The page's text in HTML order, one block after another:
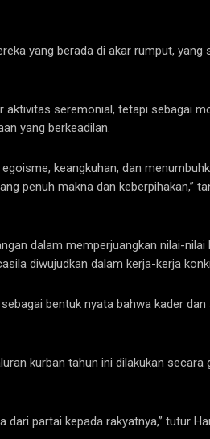
yang berada di akar rumput, yang
aktivitas seremonial, tetapi sebagai
yang berkeadilan.
keangkuhan, dan
penuh makna dan keberpihakan,”
dalam memperjuangkan nilai-
diwujudkan dalam kerja-kerja
bentuk nyata bahwa kader
kurban tahun ini dilakukan
partai kepada rakyatnya,” tutur